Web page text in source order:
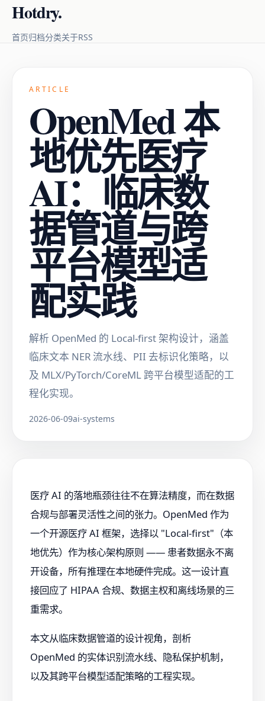
Hotdry.
首页归档分类关于RSS
ARTICLE
OpenMed 本
地优先医疗
AI：临床数
据管道与跨
平台模型适
配实践
解析 OpenMed 的 Local-first 架构设计，涵盖
临床文本 NER 流水线、PII 去标识化策略，以
及 MLX/PyTorch/CoreML 跨平台模型适配的工
程化实现。
2026-06-09ai-systems
医疗 AI 的落地瓶颈往往不在算法精度，而在数据
合规与部署灵活性之间的张力。OpenMed 作为
一个开源医疗 AI 框架，选择以 "Local-first"（本
地优先）作为核心架构原则 —— 患者数据永不离
开设备，所有推理在本地硬件完成。这一设计直
接回应了 HIPAA 合规、数据主权和离线场景的三
重需求。
本文从临床数据管道的设计视角，剖析
OpenMed 的实体识别流水线、隐私保护机制，
以及其跨平台模型适配策略的工程实现。